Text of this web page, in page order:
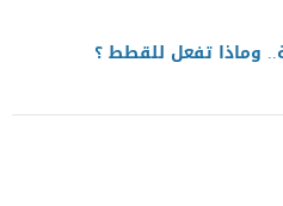
وماذا تفعل للقطط ؟